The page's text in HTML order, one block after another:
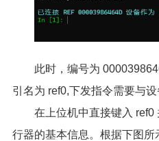
此时，编号为
引名为 ref0,下发指令需要与设
在上位机中直接键入 ref0
行器的基本信息。根据下图